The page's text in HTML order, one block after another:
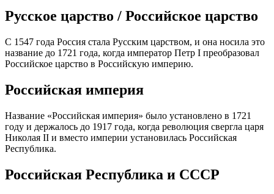
Русское царство / Российское царство
С 1547 года Россия стала Русским царством, и она носила это
название до 1721 года, когда император Петр I преобразовал
Российское царство в Российскую империю.
Российская империя
Название «Российская империя» было установлено в 1721
году и держалось до 1917 года, когда революция свергла царя
Николая II и вместо империи установилась Российская
Республика.
Российская Республика и СССР